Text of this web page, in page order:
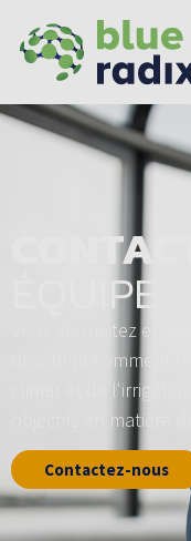
ÉQUIPE
Vous souhaitez en
découvrir comment
climat et de
objectifs en matière
Contactez-nous